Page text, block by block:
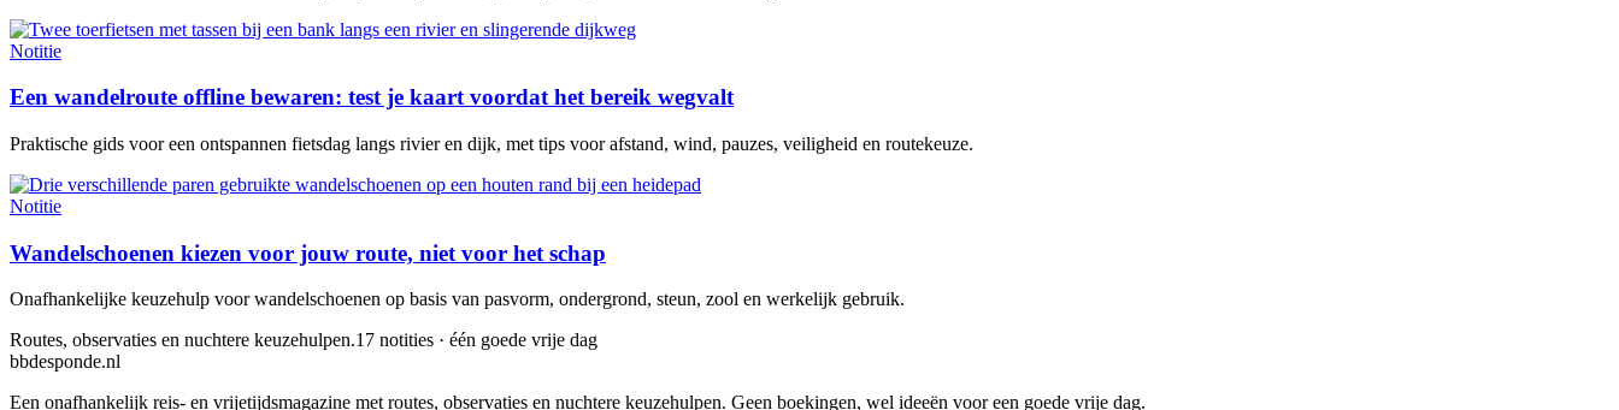
Notitie
Een wandelroute offline bewaren: test je kaart voordat het bereik wegvalt
Praktische gids voor een ontspannen fietsdag langs rivier en dijk, met tips voor afstand, wind, pauzes, veiligheid en routekeuze.
Notitie
Wandelschoenen kiezen voor jouw route, niet voor het schap
Onafhankelijke keuzehulp voor wandelschoenen op basis van pasvorm, ondergrond, steun, zool en werkelijk gebruik.
Routes, observaties en nuchtere keuzehulpen.17 notities · één goede vrije dag
bbdesponde.nl
Een onafhankelijk reis- en vrijetijdsmagazine met routes, observaties en nuchtere keuzehulpen. Geen boekingen, wel ideeën voor een goede vrije dag.